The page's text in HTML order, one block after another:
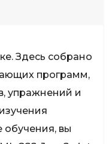
Здесь собрано
программ,
упражнений и
вы